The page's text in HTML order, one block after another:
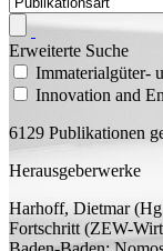
Erweiterte Suche
Immaterialgüter-
Innovation and
6129 Publikationen
Herausgeberwerke
Harhoff, Dietmar(
Fortschritt (ZEW-